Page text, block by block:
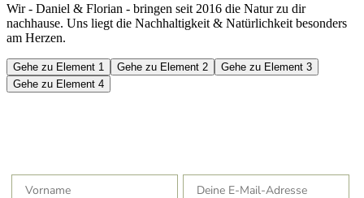
Wir - Daniel & Florian - bringen seit 2016 die Natur zu dir
nachhause. Uns liegt die Nachhaltigkeit & Natürlichkeit besonders
am Herzen.
Gehe zu Element 1 Gehe zu Element 2
Gehe zu Element 3
Gehe zu Element 4